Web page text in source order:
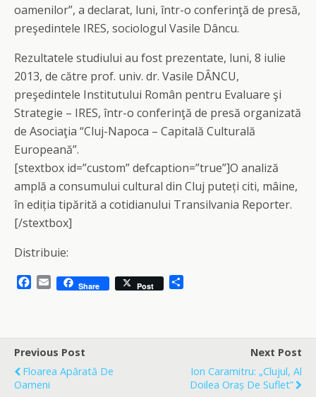
oamenilor”, a declarat, luni, într-o conferinţă de presă,
preşedintele IRES, sociologul Vasile Dâncu.
Rezultatele studiului au fost prezentate, luni, 8 iulie
2013, de către prof. univ. dr. Vasile DÂNCU,
preşedintele Institutului Român pentru Evaluare şi
Strategie – IRES, într-o conferinţă de presă organizată
de Asociaţia “Cluj-Napoca – Capitală Culturală
Europeană”.
[stextbox id=”custom” defcaption=”true”]O analiză
amplă a consumului cultural din Cluj puteți citi, mâine,
în ediția tipărită a cotidianului Transilvania Reporter.
[/stextbox]
Distribuie:
b
o
o
k
E
l
Share Post
e
Previous Post
Floarea Apărată De
Oameni
Next Post
Ion Caramitru: „Clujul, Al
Doilea Oraș De Suflet”